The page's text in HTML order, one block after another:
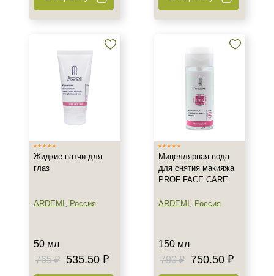
Пилинг
Форма выпуска
SPF 20
SPF 25
Бестселлеры
Жидкие патчи для
глаз
ARDEMI , Россия
50 мл
765 ₽
535.50 ₽
Мицеллярная вода
для снятия макияжа
PROF FACE CARE
ARDEMI , Россия
150 мл
790 ₽
750.50 ₽